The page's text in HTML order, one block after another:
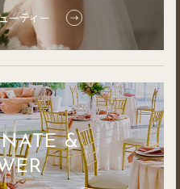
ーティー
&